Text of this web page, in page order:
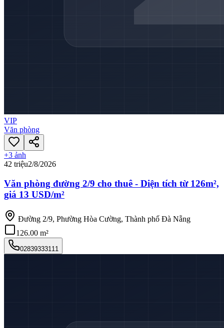
VIP
Văn phòng
+3 ảnh
42 triệu2/8/2026
Văn phòng đường 2/9 cho thuê - Diện tích từ 126m²,
giá 13 USD/m²
Đường 2/9, Phường Hòa Cường, Thành phố Đà Nẵng
126.00 m²
02839333111